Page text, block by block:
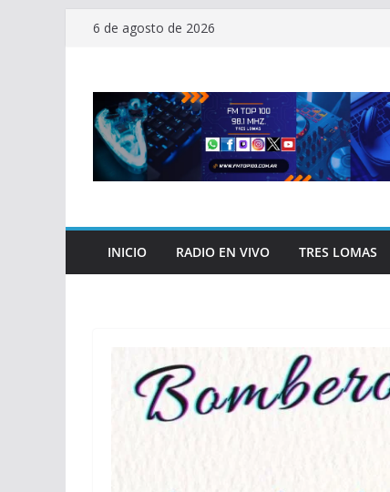
Saltar6 de agosto de 2026
INICIO RADIO EN VIVO TRES LOMAS